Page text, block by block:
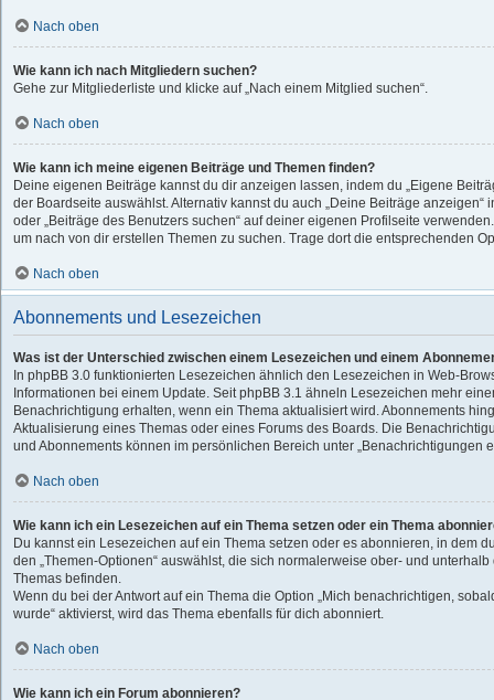
Nach oben
Wie kann ich nach Mitgliedern suchen?
Gehe zur Mitgliederliste und klicke auf „Nach einem Mitglied suchen“.
Nach oben
Wie kann ich meine eigenen Beiträge und Themen finden?
Deine eigenen Beiträge kannst du dir anzeigen lassen, indem du „Eigene
der Boardseite auswählst. Alternativ kannst du auch „Deine Beiträge
oder „Beiträge des Benutzers suchen“ auf deiner eigenen Profilseite
um nach von dir erstellen Themen zu suchen. Trage dort die entsprechenden
Nach oben
Abonnements und Lesezeichen
Was ist der Unterschied zwischen einem Lesezeichen und einem
In phpBB 3.0 funktionierten Lesezeichen ähnlich den Lesezeichen in Web-
Informationen bei einem Update. Seit phpBB 3.1 ähneln Lesezeichen mehr
Benachrichtigung erhalten, wenn ein Thema aktualisiert wird. Abonnements
Aktualisierung eines Themas oder eines Forums des Boards. Die
und Abonnements können im persönlichen Bereich unter „Benachrichtigungen
Nach oben
Wie kann ich ein Lesezeichen auf ein Thema setzen oder ein Thema
Du kannst ein Lesezeichen auf ein Thema setzen oder es abonnieren, in dem
den „Themen-Optionen“ auswählst, die sich normalerweise ober- und
Themas befinden.
Wenn du bei der Antwort auf ein Thema die Option „Mich benachrichtigen,
wurde“ aktivierst, wird das Thema ebenfalls für dich abonniert.
Nach oben
Wie kann ich ein Forum abonnieren?